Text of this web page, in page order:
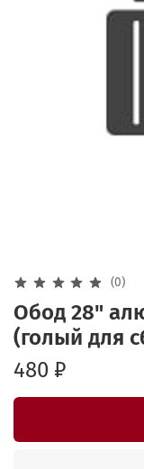
(0)
Обод 28"
(голый для
480 ₽